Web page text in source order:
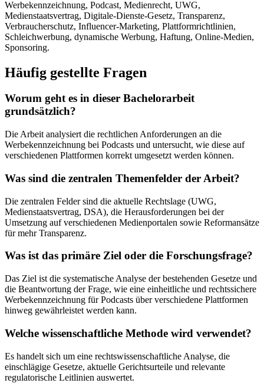
Werbekennzeichnung, Podcast, Medienrecht, UWG,
Medienstaatsvertrag, Digitale-Dienste-Gesetz, Transparenz,
Verbraucherschutz, Influencer-Marketing, Plattformrichtlinien,
Schleichwerbung, dynamische Werbung, Haftung, Online-Medien,
Sponsoring.
Häufig gestellte Fragen
Worum geht es in dieser Bachelorarbeit
grundsätzlich?
Die Arbeit analysiert die rechtlichen Anforderungen an die
Werbekennzeichnung bei Podcasts und untersucht, wie diese auf
verschiedenen Plattformen korrekt umgesetzt werden können.
Was sind die zentralen Themenfelder der Arbeit?
Die zentralen Felder sind die aktuelle Rechtslage (UWG,
Medienstaatsvertrag, DSA), die Herausforderungen bei der
Umsetzung auf verschiedenen Medienportalen sowie Reformansätze
für mehr Transparenz.
Was ist das primäre Ziel oder die Forschungsfrage?
Das Ziel ist die systematische Analyse der bestehenden Gesetze und
die Beantwortung der Frage, wie eine einheitliche und rechtssichere
Werbekennzeichnung für Podcasts über verschiedene Plattformen
hinweg gewährleistet werden kann.
Welche wissenschaftliche Methode wird verwendet?
Es handelt sich um eine rechtswissenschaftliche Analyse, die
einschlägige Gesetze, aktuelle Gerichtsurteile und relevante
regulatorische Leitlinien auswertet.